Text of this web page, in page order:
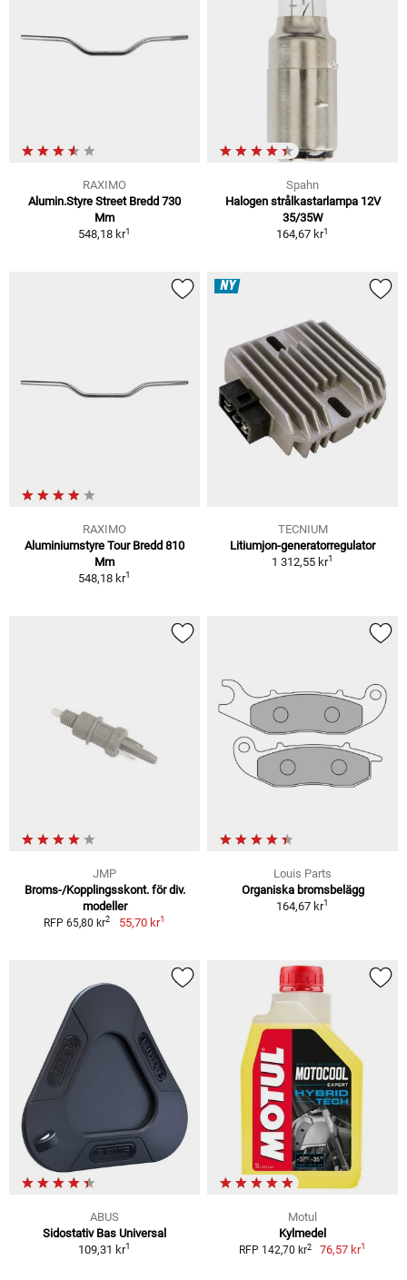
RAXIMO
Alumin.Styre Street Bredd 730
Mm
548,18 kr1
Spahn
Halogen strålkastarlampa 12V
35/35W
164,67 kr1
RAXIMO
Aluminiumstyre Tour Bredd 810
Mm
548,18 kr1
NY
TECNIUM
Litiumjon-generatorregulator
1 312,55 kr1
JMP
Broms-/Kopplingsskont. för div.
modeller
RFP 65,80 kr2 55,70 kr1
Louis Parts
Organiska bromsbelägg
164,67 kr1
ABUS
Sidostativ Bas Universal
109,31 kr1
Motul
Kylmedel
RFP 142,70 kr2 76,57 kr1